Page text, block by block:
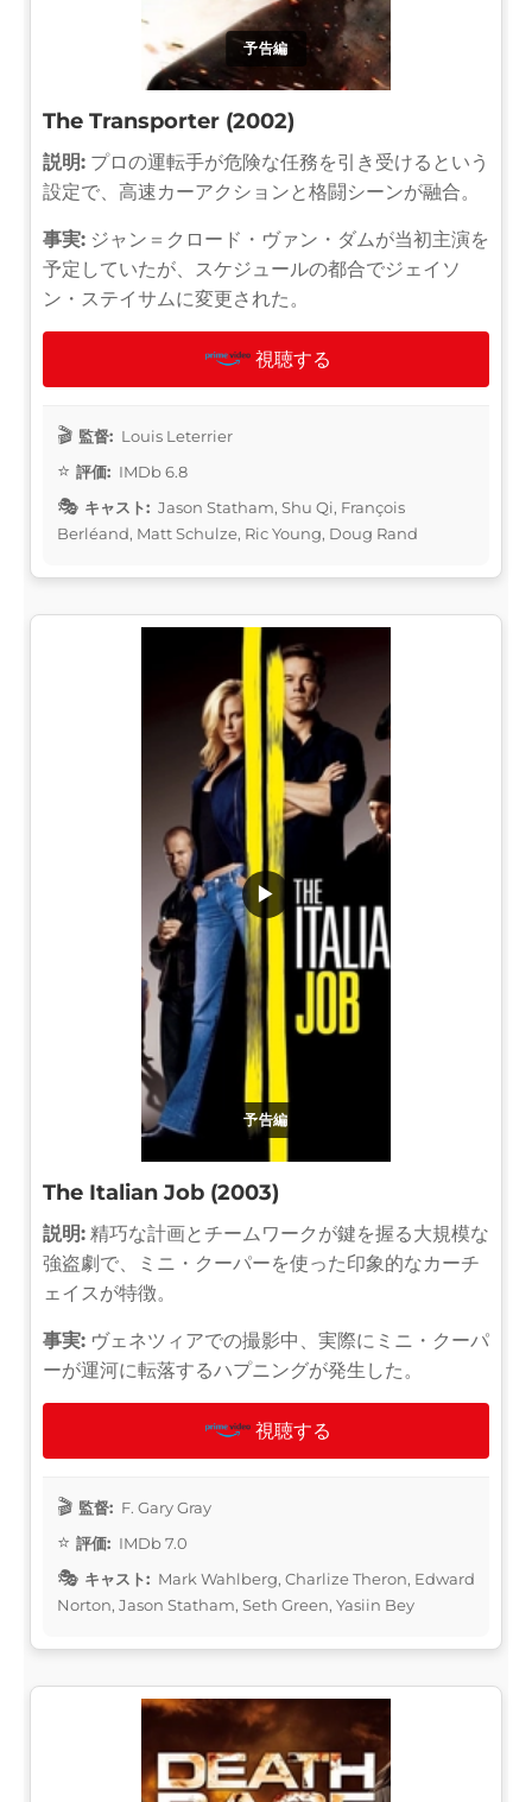
予告編
The Transporter (2002)
説明: プロの運転手が危険な任務を引き受けるという
設定で、高速カーアクションと格闘シーンが融合。
事実: ジャン＝クロード・ヴァン・ダムが当初主演を
予定していたが、スケジュールの都合でジェイソ
ン・ステイサムに変更された。
視聴する
監督: Louis Leterrier
評価: IMDb 6.8
キャスト: Jason Statham, Shu Qi, François
Berléand, Matt Schulze, Ric Young, Doug Rand
予告編
▶
The Italian Job (2003)
説明: 精巧な計画とチームワークが鍵を握る大規模な
強盗劇で、ミニ・クーパーを使った印象的なカーチ
ェイスが特徴。
事実: ヴェネツィアでの撮影中、実際にミニ・クーパ
ーが運河に転落するハプニングが発生した。
視聴する
監督: F. Gary Gray
評価: IMDb 7.0
キャスト: Mark Wahlberg, Charlize Theron, Edward
Norton, Jason Statham, Seth Green, Yasiin Bey